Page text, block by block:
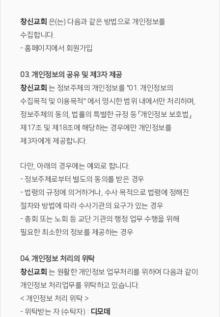
창신교회 은(는) 다음과 같은 방법으로 개인정보를
수집합니다.
- 홈페이지에서 회원가입
03. 개인정보의 공유 및 제3자 제공
창신교회 는 정보주체의 개인정보를 "01. 개인정보의
수집목적 및 이용목적" 에서 명시한 범위 내에서만 처리하며,
정보주체의 동의, 법률의 특별한 규정 등 「개인정보 보호법」
제17조 및 제18조에 해당하는 경우에만 개인정보를
제3자에게 제공합니다.
다만, 아래의 경우에는 예외로 합니다.
- 정보주체로부터 별도의 동의를 받은 경우
- 법령의 규정에 의거하거나, 수사 목적으로 법령에 정해진
절차와 방법에 따라 수사기관의 요구가 있는 경우
- 총회 또는 노회 등 교단 기관의 행정 업무 수행을 위해
필요한 최소한의 정보를 제공하는 경우
04. 개인정보 처리의 위탁
창신교회 는 원활한 개인정보 업무처리를 위하여 다음과 같이
개인정보 처리업무를 위탁하고 있습니다.
< 개인정보 처리 위탁 >
- 위탁받는 자 (수탁자) : 디모데